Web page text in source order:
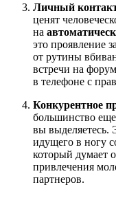
Личный контакт
ценят
на
это проявление
от рутины
встречи на
в телефоне с
Конкурентное
большинство еще
вы выделяетесь.
идущего в ногу
который думает
привлечения
партнеров.